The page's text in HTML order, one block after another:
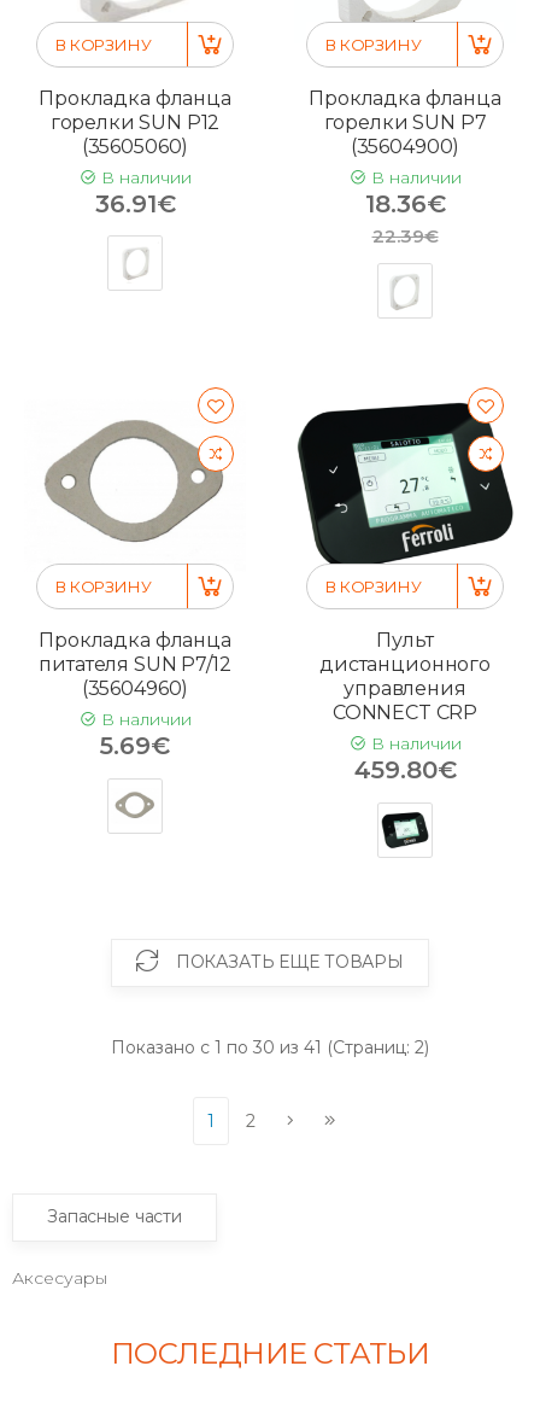
В КОРЗИНУ
Прокладка фланца
горелки SUN P12
(35605060)
В наличии
36.91€
В КОРЗИНУ
Прокладка фланца
горелки SUN P7
(35604900)
В наличии
18.36€
22.39€
В КОРЗИНУ
Прокладка фланца
питателя SUN P7/12
(35604960)
В наличии
5.69€
В КОРЗИНУ
Пульт
дистанционного
управления
CONNECT CRP
В наличии
459.80€
ПОКАЗАТЬ ЕЩЕ ТОВАРЫ
Показано с 1 по 30 из 41 (Страниц: 2)
1 2
Запасные части
Аксесуары
ПОСЛЕДНИЕ СТАТЬИ